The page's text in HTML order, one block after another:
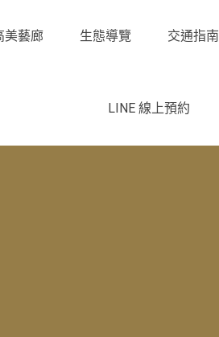
美藝廊 生態導覽 交通指南
LINE 線上預約